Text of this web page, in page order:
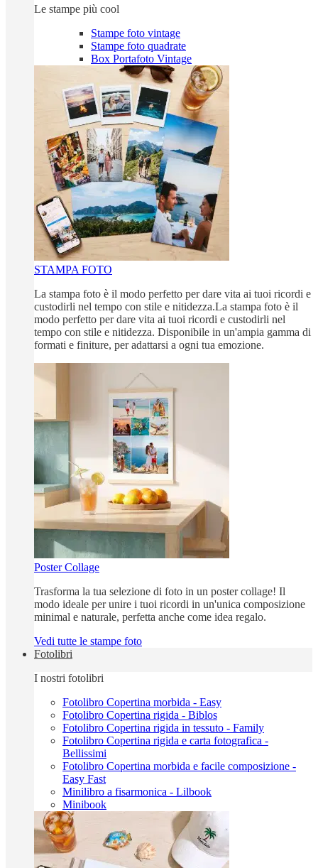
Le stampe più cool
Stampe foto vintage
Stampe foto quadrate
Box Portafoto Vintage
STAMPA FOTO
La stampa foto è il modo perfetto per dare vita ai tuoi ricordi e
custodirli nel tempo con stile e nitidezza.La stampa foto è il
modo perfetto per dare vita ai tuoi ricordi e custodirli nel
tempo con stile e nitidezza. Disponibile in un'ampia gamma di
formati e finiture, per adattarsi a ogni tua emozione.
Poster Collage
Trasforma la tua selezione di foto in un poster collage! Il
modo ideale per unire i tuoi ricordi in un'unica composizione
minimal e naturale, perfetta anche come idea regalo.
Vedi tutte le stampe foto
Fotolibri
I nostri fotolibri
Fotolibro Copertina morbida - Easy
Fotolibro Copertina rigida - Biblos
Fotolibro Copertina rigida in tessuto - Family
Fotolibro Copertina rigida e carta fotografica -
Bellissimi
Fotolibro Copertina morbida e facile composizione -
Easy Fast
Minilibro a fisarmonica - Lilbook
Minibook